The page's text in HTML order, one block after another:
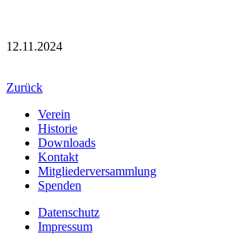
12.11.2024
Zurück
Verein
Historie
Downloads
Kontakt
Mitgliederversammlung
Spenden
Datenschutz
Impressum